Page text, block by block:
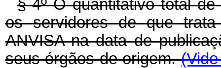
§ 4º O quantitativo total
os servidores de que
ANVISA na data de
seus órgãos de origem.